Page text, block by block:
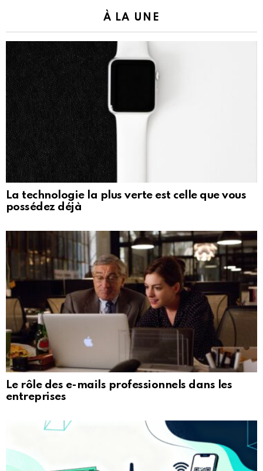
À LA UNE
La technologie la plus verte est celle que vous
possédez déjà
Le rôle des e-mails professionnels dans les
entreprises